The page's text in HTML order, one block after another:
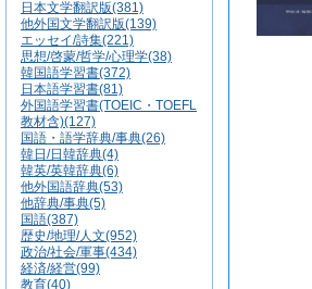
日本文学翻訳版(381)
他外国文学翻訳版(139)
エッセイ/詩集(221)
思想/啓蒙/哲学/心理学(38)
韓国語学習書(372)
日本語学習書(81)
外国語学習書(TOEIC・TOEFL
教材含)(127)
国語・語学辞典/事典(26)
韓日/日韓辞典(4)
韓英/英韓辞典(6)
他外国語辞典(53)
他辞典/事典(5)
国語(387)
歴史/地理/人文(952)
政治/社会/軍事(434)
経済/経営(99)
教育(40)